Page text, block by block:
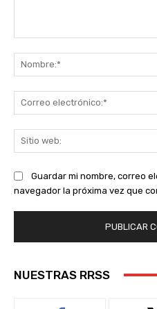
Guardar mi nombre, correo
navegador la próxima vez que
NUESTRAS RRSS